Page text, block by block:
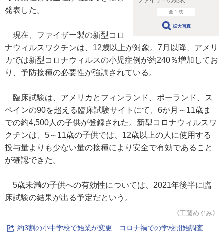
全 1 枚
拡大写真
発表した。
現在、ファイザー製の新型コロ
ナウィルスワクチンは、12歳以上が対象。7月以降、アメリ
カでは新型コロナウィルスの小児症例が約240％増加してお
り、予防接種の必要性が強調されている。
臨床試験は、アメリカとフィンランド、ポーランド、ス
ペインの90を超える臨床試験サイトにて、6か月～11歳ま
での約4,500人の子供が登録された。新型コロナウィルスワ
クチンは、5～11歳の子供では、12歳以上の人に使用する
投与量よりも少ない量の接種により安全で有効であること
が確認できた。
5歳未満の子供への有効性については、2021年後半に臨
床試験の結果が出る予定だという。
《工藤めぐみ》
約3割の小中学校で始業が変更…コロナ禍での学校開始調査